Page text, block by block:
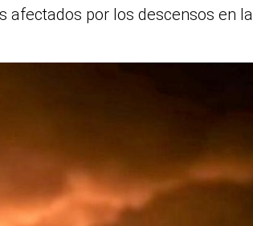
afectados por los descensos en la